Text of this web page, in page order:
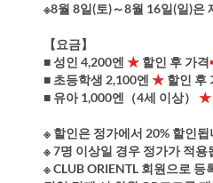
※8월 8일(토)～8월 16일(일)은
【요금】
■ 성인 4,200엔 ★할인 후 가격
■ 초등학생 2,100엔 ★할인 후
■ 유아 1,000엔（4세 이상） ★
※ 할인은 정가에서 20% 할인됩
※ 7명 이상일 경우 정가가 적용
※ CLUB ORIENTL 회원으로